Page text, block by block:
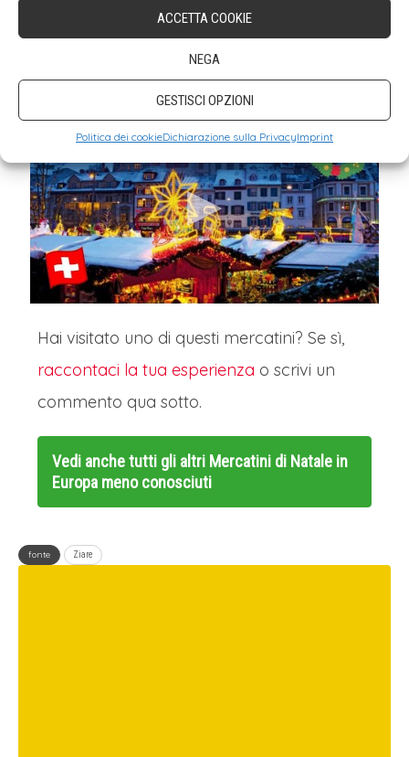
ACCETTA COOKIE
NEGA
GESTISCI OPZIONI
Politica dei cookieDichiarazione sulla PrivacyImprint
festive per bambini, dai laboratori di
creazione di palline alla decorazione di pan
CHRISTMAS IN BASEL SWITZERLAND: Basel
Christmas Markets | Munsterplatz + Barfüsserplatz &
Hai visitato uno di questi mercatini? Se sì,
raccontaci la tua esperienza o scrivi un
commento qua sotto.
Vedi anche tutti gli altri Mercatini di Natale in
Europa meno conosciuti
fonte Ziare